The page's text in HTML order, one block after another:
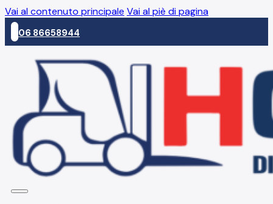
Vai al contenuto principale Vai al piè di pagina
06 86658944